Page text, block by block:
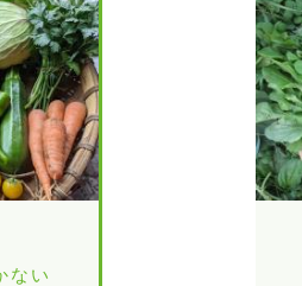
ない